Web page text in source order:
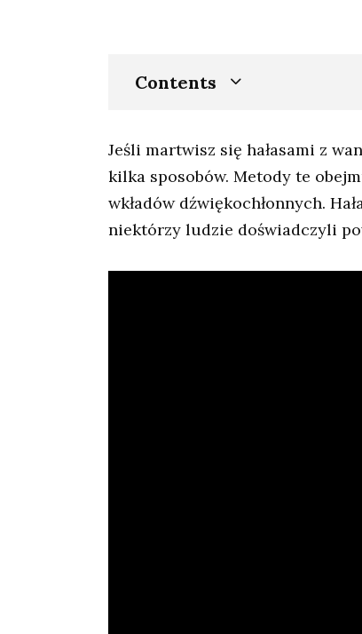
Contents
Jeśli martwisz się hałasami z
kilka sposobów. Metody te
wkładów dźwiękochłonnych.
niektórzy ludzie doświadczyli